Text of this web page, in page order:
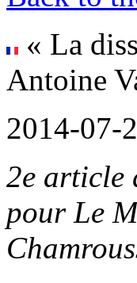
« La
Antoine
2014-07-
2e article
pour Le